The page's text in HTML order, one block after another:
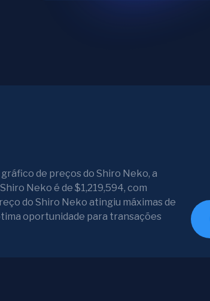
de preços do Shiro Neko, a
Neko é de $1,219,594, com
do Shiro Neko atingiu máximas de
oportunidade para transações